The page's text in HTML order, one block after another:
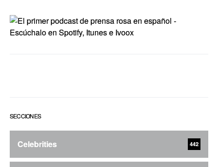
SECCIONES
Celebrities 442